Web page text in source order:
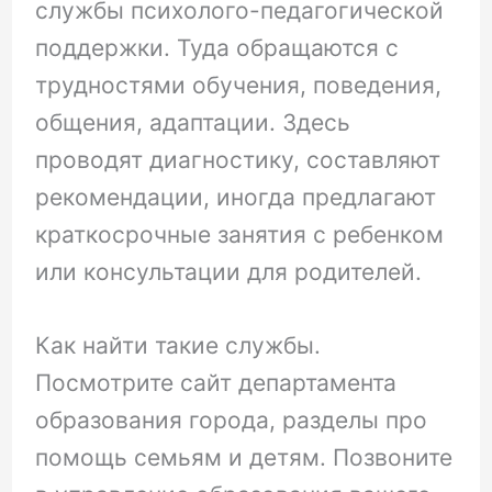
службы психолого-педагогической
поддержки. Туда обращаются с
трудностями обучения, поведения,
общения, адаптации. Здесь
проводят диагностику, составляют
рекомендации, иногда предлагают
краткосрочные занятия с ребенком
или консультации для родителей.
Как найти такие службы.
Посмотрите сайт департамента
образования города, разделы про
помощь семьям и детям. Позвоните